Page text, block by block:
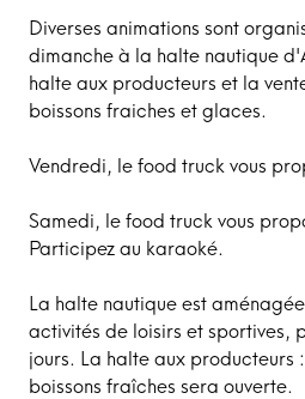
Diverses animations sont
dimanche à la halte nautique
halte aux producteurs et la
boissons fraiches et glaces.
Vendredi, le food truck vous
Samedi, le food truck vous
Participez au karaoké.
La halte nautique est
activités de loisirs et sportives,
jours. La halte aux producteurs
boissons fraîches sera ouverte.